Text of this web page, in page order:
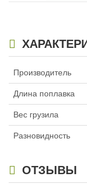
Производитель
Длина поплавка
Вес грузила
Разновидность
ОТЗЫВЫ